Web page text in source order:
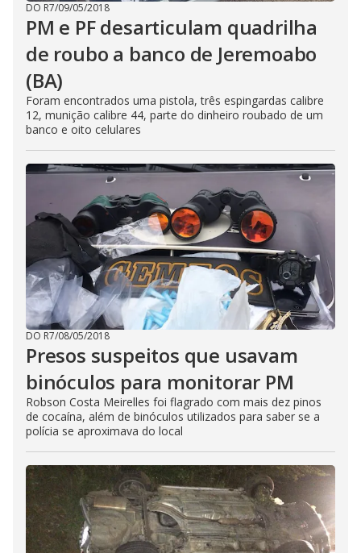
DO R7/09/05/2018
PM e PF desarticulam quadrilha
de roubo a banco de Jeremoabo
(BA)
Foram encontrados uma pistola, três espingardas calibre
12, munição calibre 44, parte do dinheiro roubado de um
banco e oito celulares
DO R7/08/05/2018
Presos suspeitos que usavam
binóculos para monitorar PM
Robson Costa Meirelles foi flagrado com mais dez pinos
de cocaína, além de binóculos utilizados para saber se a
polícia se aproximava do local